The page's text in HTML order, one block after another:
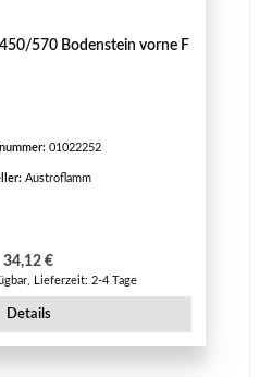
570 Bodenstein vorne F
01022252
Austroflamm
Regulärer Preis:
34,12 €
Lieferzeit: 2-4 Tage
Details